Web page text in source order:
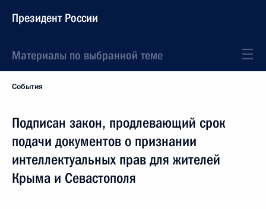
Президент России
Материалы по выбранной теме
События
Подписан закон, продлевающий срок
подачи документов о признании
интеллектуальных прав для жителей
Крыма и Севастополя